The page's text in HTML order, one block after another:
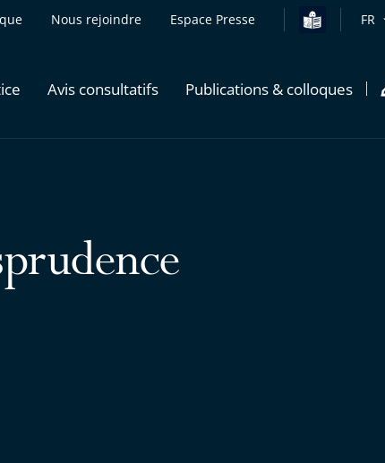
Nous rejoindre Espace Presse FR
Avis consultatifs Publications & colloques